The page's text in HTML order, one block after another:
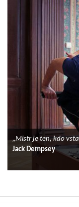
„Mistr je ten, kdo
Jack Dempsey